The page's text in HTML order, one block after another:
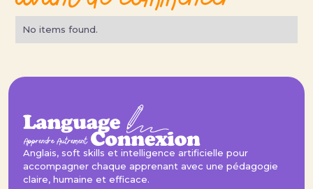
No items found.
Anglais, soft skills et intelligence artificielle pour
accompagner chaque apprenant avec une pédagogie
claire, humaine et efficace.